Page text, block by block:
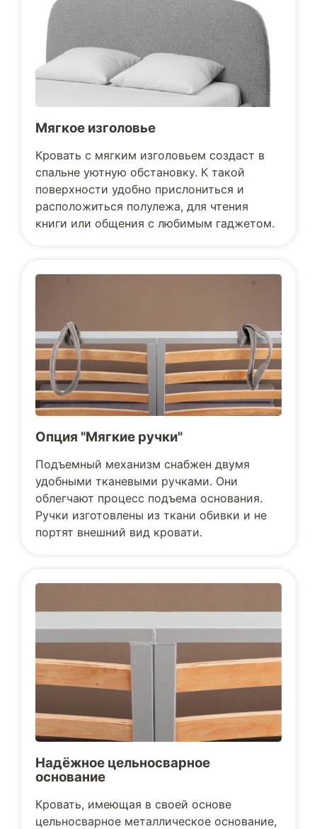
Мягкое изголовье
Кровать с мягким изголовьем создаст в
спальне уютную обстановку. К такой
поверхности удобно прислониться и
расположиться полулежа, для чтения
книги или общения с любимым гаджетом.
Опция "Мягкие ручки"
Подъемный механизм снабжен двумя
удобными тканевыми ручками. Они
облегчают процесс подъема основания.
Ручки изготовлены из ткани обивки и не
портят внешний вид кровати.
Надёжное цельносварное
основание
Кровать, имеющая в своей основе
цельносварное металлическое основание,